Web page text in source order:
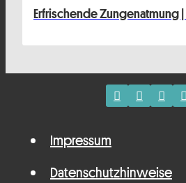
Erfrischende Zungenatmung
Impressum
Datenschutzhinweise